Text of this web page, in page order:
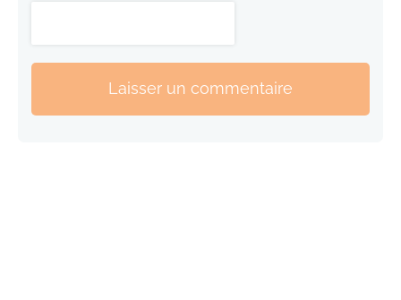
Laisser un commentaire